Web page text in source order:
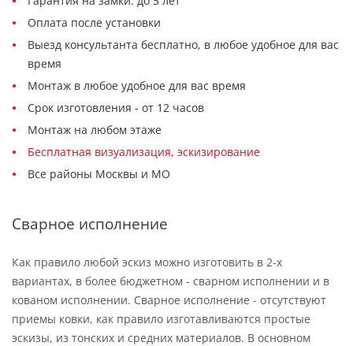
Оплата после установки
Выезд консультанта бесплатно, в любое удобное для вас
время
Монтаж в любое удобное для вас время
Срок изготовления - от 12 часов
Монтаж на любом этаже
Бесплатная визуализация, эскизирование
Все районы Москвы и МО
Сварное исполнение
Как правило любой эскиз можно изготовить в 2-х
вариантах, в более бюджетном - сварном исполнении и в
кованом исполнении. Сварное исполнение - отсутствуют
приемы ковки, как правило изготавливаются простые
эскизы, из тонских и средних материалов. В основном